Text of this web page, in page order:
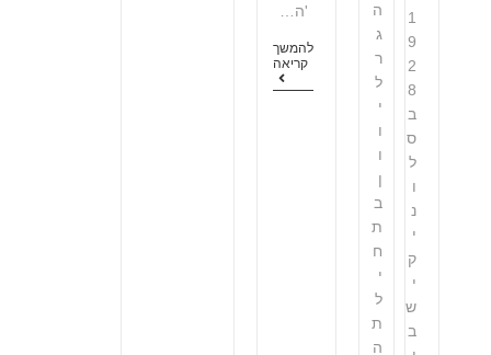
1
9
2
8
ב
ס
ל
ו
נ
י
ק
י
ש
ב
ה
ג
ר
ל
י
ו
ו
ן
ב
ת
ח
י
ל
ת
ה
'ה…
להמשך
קריאה